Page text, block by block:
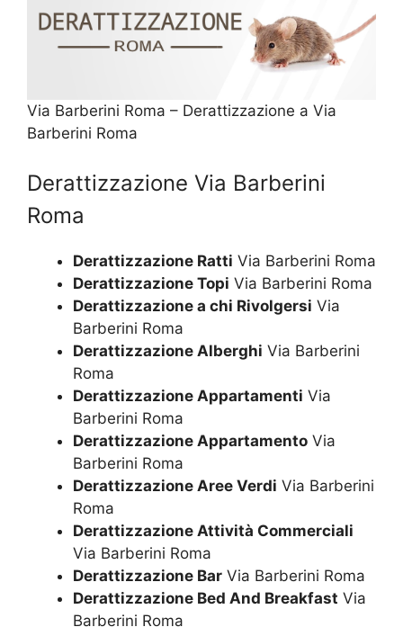
Via Barberini Roma – Derattizzazione a Via
Barberini Roma
Derattizzazione Via Barberini
Roma
Derattizzazione Ratti Via Barberini Roma
Derattizzazione Topi Via Barberini Roma
Derattizzazione a chi Rivolgersi Via
Barberini Roma
Derattizzazione Alberghi Via Barberini
Roma
Derattizzazione Appartamenti Via
Barberini Roma
Derattizzazione Appartamento Via
Barberini Roma
Derattizzazione Aree Verdi Via Barberini
Roma
Derattizzazione Attività Commerciali
Via Barberini Roma
Derattizzazione Bar Via Barberini Roma
Derattizzazione Bed And Breakfast Via
Barberini Roma